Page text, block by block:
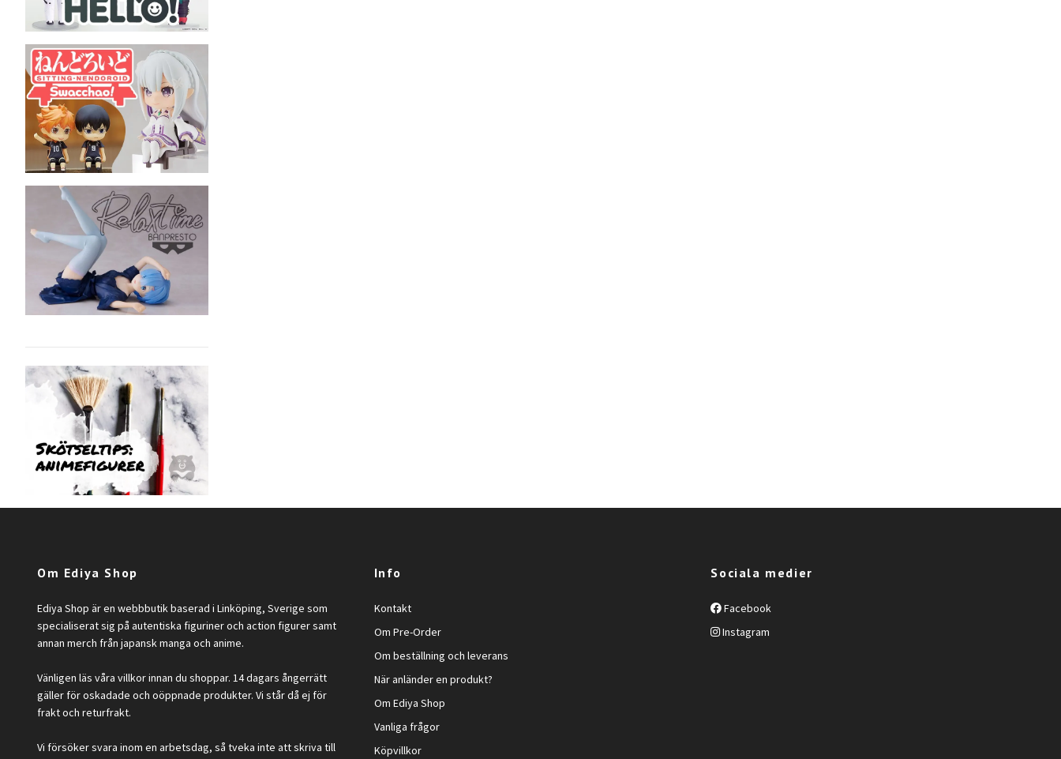
Om Ediya Shop
Ediya Shop är en webbbutik baserad i Linköping, Sverige som
specialiserat sig på autentiska figuriner och action figurer samt
annan merch från japansk manga och anime.
Vänligen läs våra villkor innan du shoppar. 14 dagars ångerrätt
gäller för oskadade och oöppnade produkter. Vi står då ej för
frakt och returfrakt.
Vi försöker svara inom en arbetsdag, så tveka inte att skriva till
Info
Kontakt
Om Pre-Order
Om beställning och leverans
När anländer en produkt?
Om Ediya Shop
Vanliga frågor
Köpvillkor
Sociala medier
Facebook
Instagram